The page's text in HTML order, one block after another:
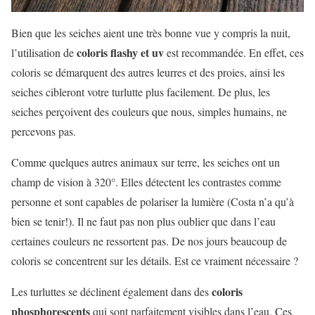
Bien que les seiches aient une très bonne vue y compris la nuit,
l’utilisation decoloris flashy et uvest recommandée. En effet, ces
coloris se démarquent des autres leurres et des proies, ainsi les
seiches cibleront votre turlutte plus facilement. De plus, les
seiches perçoivent des couleurs que nous, simples humains, ne
percevons pas.
Comme quelques autres animaux sur terre, les seiches ont un
champ de vision à 320°. Elles détectent les contrastes comme
personne et sont capables de polariser la lumière (Costa n’a qu’à
bien se tenir!). Il ne faut pas non plus oublier que dans l’eau
certaines couleurs ne ressortent pas. De nos jours beaucoup de
coloris se concentrent sur les détails. Est ce vraiment nécessaire ?
Les turluttes se déclinent également dans descoloris
phosphorescentsqui sont parfaitement visibles dans l’eau. Ces